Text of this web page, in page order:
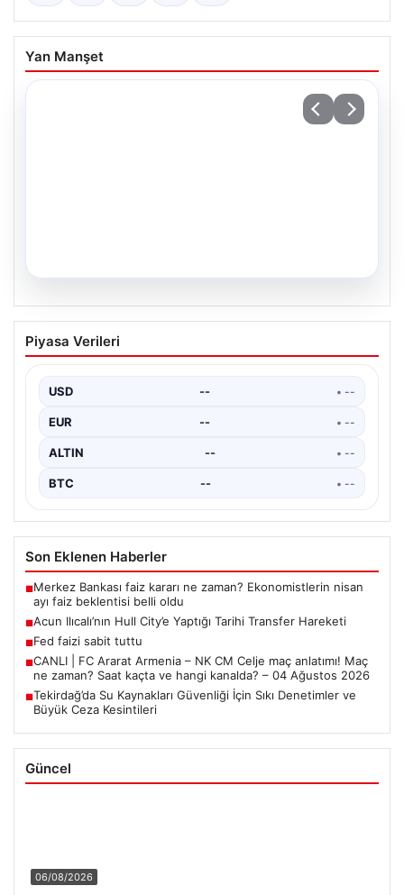
Yan Manşet
04.08.2026
CANLI | FC Ararat Armenia – NK CM
Celje maç anlatımı! Maç ne zaman?
Ağustos 2026
Piyasa Verileri
USD -- • --
EUR -- • --
ALTIN -- • --
BTC -- • --
Son Eklenen Haberler
■Merkez Bankası faiz kararı ne zaman? Ekonomistlerin nisan
ayı faiz beklentisi belli oldu
■Acun Ilıcalı’nın Hull City’e Yaptığı Tarihi Transfer Hareketi
■Fed faizi sabit tuttu
■CANLI | FC Ararat Armenia – NK CM Celje maç anlatımı! Maç
ne zaman? Saat kaçta ve hangi kanalda? – 04 Ağustos 2026
■Tekirdağ’da Su Kaynakları Güvenliği İçin Sıkı Denetimler ve
Büyük Ceza Kesintileri
Güncel
06/08/2026